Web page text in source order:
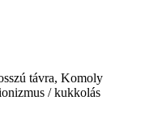
távra, Komoly
/ kukkolás